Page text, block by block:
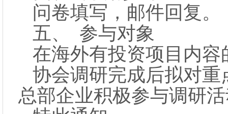
问卷填写，邮件回复。
五、 参与对象
在海外有投资项目内
协会调研完成后拟对
总部企业积极参与调研